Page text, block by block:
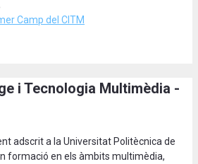
Camp del CITM
i Tecnologia Multimèdia -
adscrit a la Universitat Politècnica de
formació en els àmbits multimèdia,